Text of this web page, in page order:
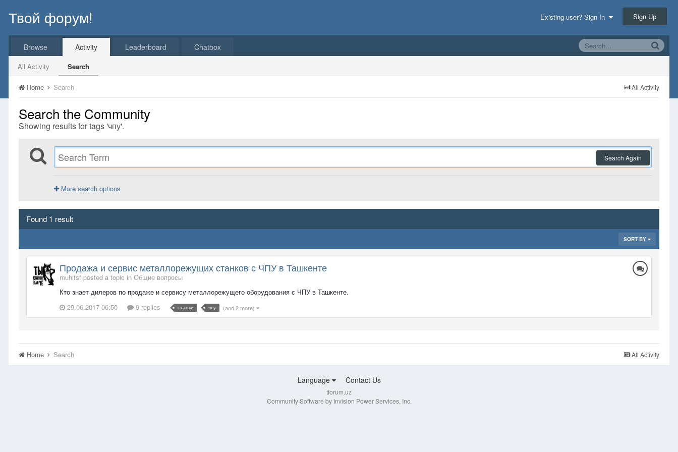
Твой форум! Existing user? Sign In Sign Up
Browse Activity
All Activity Search
Leaderboard Chatbox
All Activity
Home Search
Search the Community
Showing results for tags 'чпу'.
Search Again
More search options
Found 1 result
SORT BY
Продажа и сервис металлорежущих станков с ЧПУ в Ташкенте
muhitsf posted a topic in Общие вопросы
Кто знает дилеров по продаже и сервису металлорежущего оборудования с ЧПУ в Ташкенте.
29.06.2017 06:50
9 replies станки чпу (and 2 more)
All Activity
Home Search
Language Contact Us
tforum.uz
Community Software by Invision Power Services, Inc.